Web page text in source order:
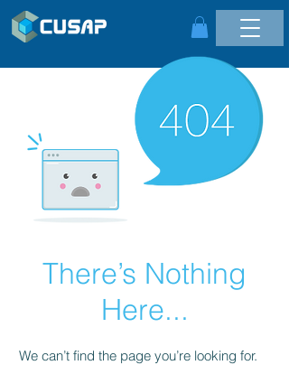
There’s Nothing
Here...
We can’t find the page you’re looking for.